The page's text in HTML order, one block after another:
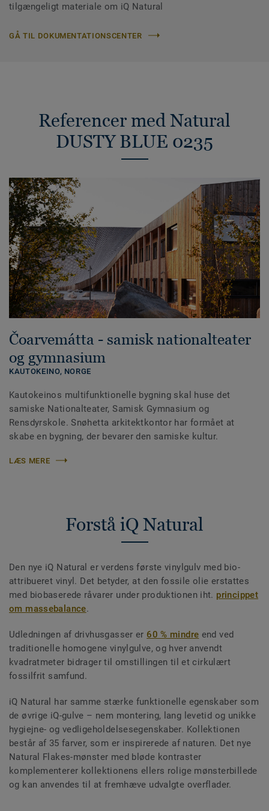
tilgængeligt materiale om iQ Natural
GÅ TIL DOKUMENTATIONSCENTER
Referencer med Natural
DUSTY BLUE 0235
Čoarvemátta - samisk nationalteater
og gymnasium
KAUTOKEINO, NORGE
Kautokeinos multifunktionelle bygning skal huse det
samiske Nationalteater, Samisk Gymnasium og
Rensdyrskole. Snøhetta arkitektkontor har formået at
skabe en bygning, der bevarer den samiske kultur.
LÆS MERE
Forstå iQ Natural
Den nye iQ Natural er verdens første vinylgulv med bio-
attribueret vinyl. Det betyder, at den fossile olie erstattes
med biobaserede råvarer under produktionen iht. princippet
om massebalance.
Udledningen af drivhusgasser er 60 % mindre end ved
traditionelle homogene vinylgulve, og hver anvendt
kvadratmeter bidrager til omstillingen til et cirkulært
fossilfrit samfund.
iQ Natural har samme stærke funktionelle egenskaber som
de øvrige iQ-gulve – nem montering, lang levetid og unikke
hygiejne- og vedligeholdelsesegenskaber. Kollektionen
består af 35 farver, som er inspirerede af naturen. Det nye
Natural Flakes-mønster med bløde kontraster
komplementerer kollektionens ellers rolige mønsterbillede
og kan anvendes til at fremhæve udvalgte overflader.